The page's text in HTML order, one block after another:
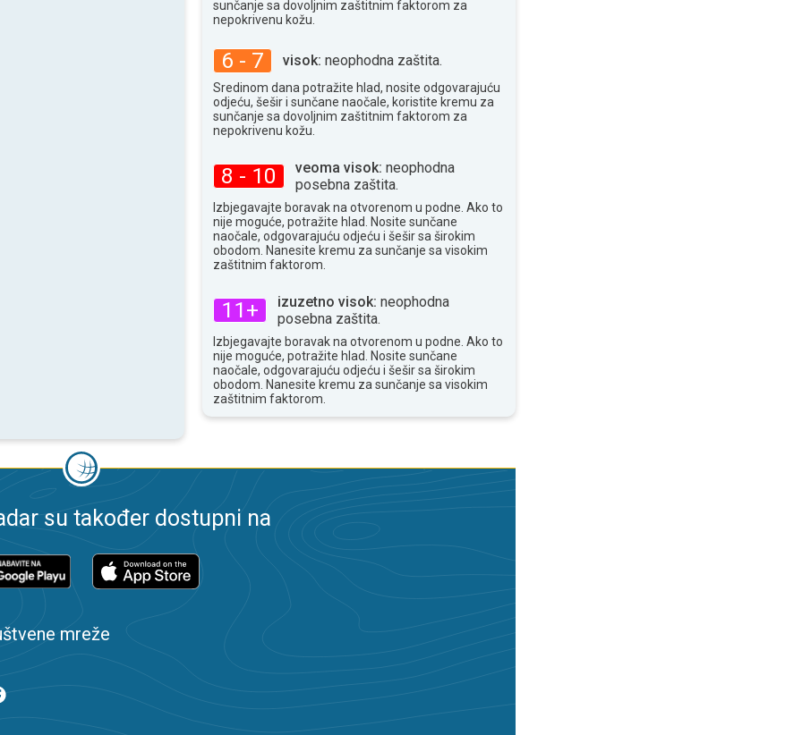
sunčanje sa dovoljnim zaštitnim faktorom za
nepokrivenu kožu.
6 - 7 visok: neophodna zaštita.
Sredinom dana potražite hlad, nosite odgovarajuću
odjeću, šešir i sunčane naočale, koristite kremu za
sunčanje sa dovoljnim zaštitnim faktorom za
nepokrivenu kožu.
8 - 10 veoma visok: neophodna
posebna zaštita.
Izbjegavajte boravak na otvorenom u podne. Ako to
nije moguće, potražite hlad. Nosite sunčane
naočale, odgovarajuću odjeću i šešir sa širokim
obodom. Nanesite kremu za sunčanje sa visokim
zaštitnim faktorom.
11+ izuzetno visok: neophodna
posebna zaštita.
Izbjegavajte boravak na otvorenom u podne. Ako to
nije moguće, potražite hlad. Nosite sunčane
naočale, odgovarajuću odjeću i šešir sa širokim
obodom. Nanesite kremu za sunčanje sa visokim
zaštitnim faktorom.
su također dostupni na
mreže